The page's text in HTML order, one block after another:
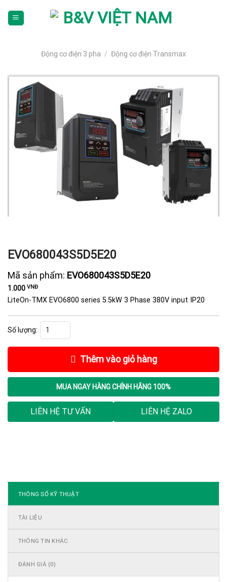
Động cơ điện 3 pha / Động cơ điện Transmax
EVO680043S5D5E20
Mã sản phẩm: EVO680043S5D5E20
1.000 VNĐ
LiteOn-TMX EVO6800 series 5.5kW 3 Phase 380V input IP20
EVO680043S5D5E20 số lượng
Thêm vào giỏ hàng
MUA NGAY HÀNG CHÍNH HÃNG 100%
LIÊN HỆ TƯ VẤN LIÊN HỆ ZALO
THÔNG SỐ KỸ THUẬT
TÀI LIỆU
THÔNG TIN KHÁC
ĐÁNH GIÁ (0)